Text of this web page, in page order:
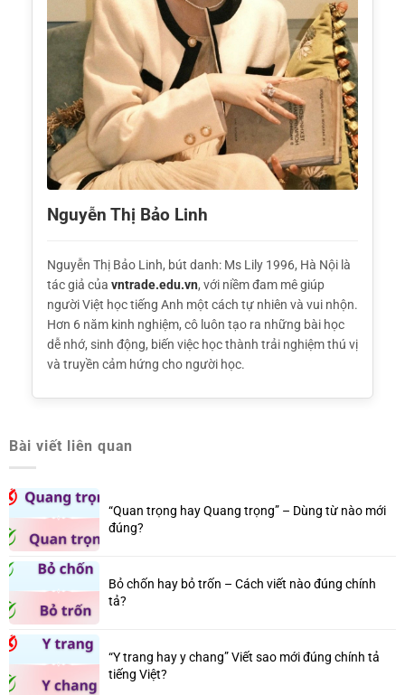
Nguyễn Thị Bảo Linh
Nguyễn Thị Bảo Linh, bút danh: Ms Lily 1996, Hà Nội là
tác giả của vntrade.edu.vn, với niềm đam mê giúp
người Việt học tiếng Anh một cách tự nhiên và vui nhộn.
Hơn 6 năm kinh nghiệm, cô luôn tạo ra những bài học
dễ nhớ, sinh động, biến việc học thành trải nghiệm thú vị
và truyền cảm hứng cho người học.
Bài viết liên quan
“Quan trọng hay Quang trọng” – Dùng từ nào mới
đúng?
Bỏ chốn hay bỏ trốn – Cách viết nào đúng chính
tả?
“Y trang hay y chang” Viết sao mới đúng chính tả
tiếng Việt?